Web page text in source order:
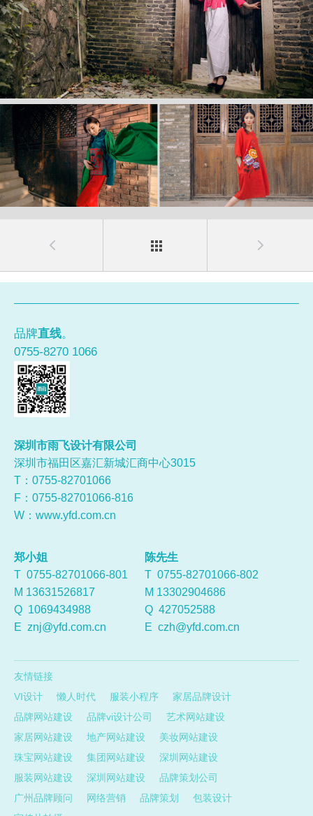
品牌直线。
0755-8270 1066
深圳市雨飞设计有限公司
深圳市福田区嘉汇新城汇商中心3015
T：0755-82701066
F：0755-82701066-816
W： www.yfd.com.cn
郑小姐
T 0755-82701066-801
M 13631526817
Q 1069434988
E znj@yfd.com.cn
陈先生
T 0755-82701066-802
M 13302904686
Q 427052588
E czh@yfd.com.cn
友情链接
VI设计
懒人时代 服装小程序
家居品牌设计
品牌网站建设
品牌vi设计公司
艺术网站建设
家居网站建设
地产网站建设
美妆网站建设
珠宝网站建设
集团网站建设
深圳网站建设
服装网站建设
深圳网站建设
品牌策划公司
广州品牌顾问
网络营销 品牌策划
包装设计